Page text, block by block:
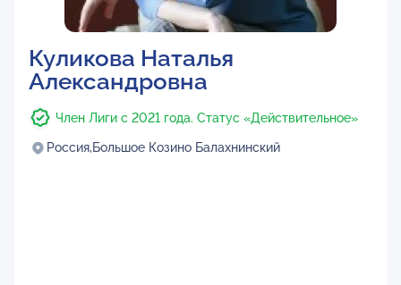
Куликова Наталья
Александровна
Член Лиги с 2021 года. Статус «Действительное»
Россия,Большое Козино Балахнинский